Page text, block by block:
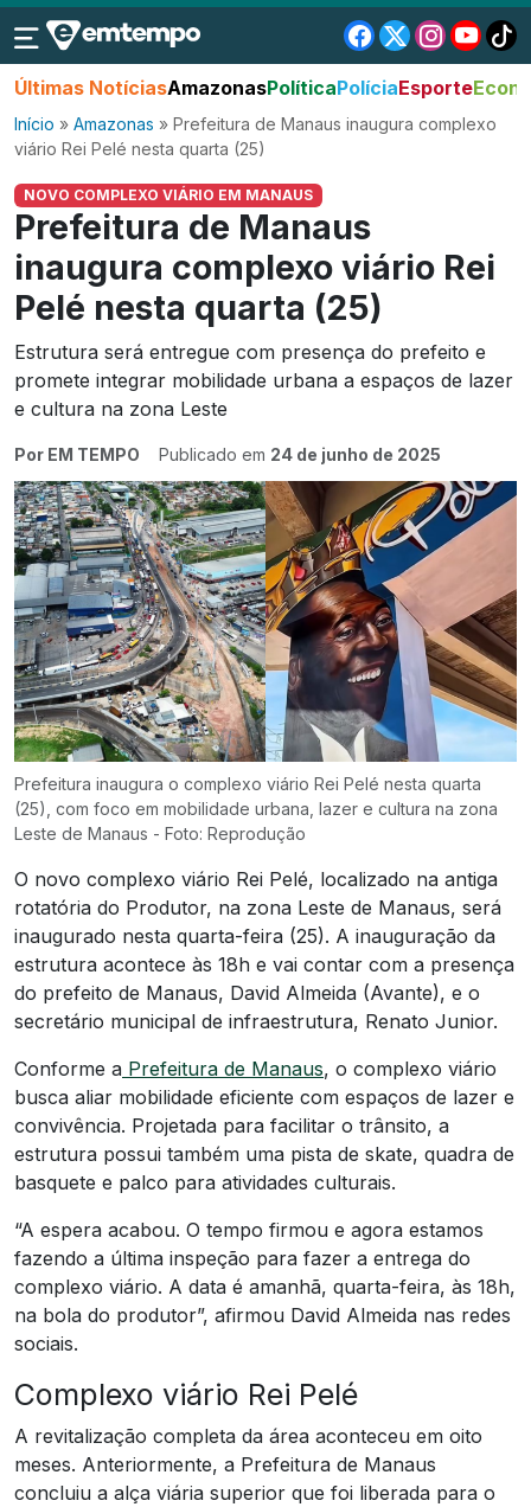
Últimas NotíciasAmazonasPolíticaPolíciaEsporte
Início » Amazonas » Prefeitura de Manaus inaugura complexo
viário Rei Pelé nesta quarta (25)
NOVO COMPLEXO VIÁRIO EM MANAUS
Prefeitura de Manaus
inaugura complexo viário Rei
Pelé nesta quarta (25)
Estrutura será entregue com presença do prefeito e
promete integrar mobilidade urbana a espaços de lazer
e cultura na zona Leste
Por EM TEMPO Publicado em 24 de junho de 2025
Prefeitura inaugura o complexo viário Rei Pelé nesta quarta
(25), com foco em mobilidade urbana, lazer e cultura na zona
Leste de Manaus - Foto: Reprodução
O novo complexo viário Rei Pelé, localizado na antiga
rotatória do Produtor, na zona Leste de Manaus, será
inaugurado nesta quarta-feira (25). A inauguração da
estrutura acontece às 18h e vai contar com a presença
do prefeito de Manaus, David Almeida (Avante), e o
secretário municipal de infraestrutura, Renato Junior.
Conforme a Prefeitura de Manaus, o complexo viário
busca aliar mobilidade eficiente com espaços de lazer e
convivência. Projetada para facilitar o trânsito, a
estrutura possui também uma pista de skate, quadra de
basquete e palco para atividades culturais.
“A espera acabou. O tempo firmou e agora estamos
fazendo a última inspeção para fazer a entrega do
complexo viário. A data é amanhã, quarta-feira, às 18h,
na bola do produtor”, afirmou David Almeida nas redes
sociais.
Complexo viário Rei Pelé
A revitalização completa da área aconteceu em oito
meses. Anteriormente, a Prefeitura de Manaus
concluiu a alça viária superior que foi liberada para o